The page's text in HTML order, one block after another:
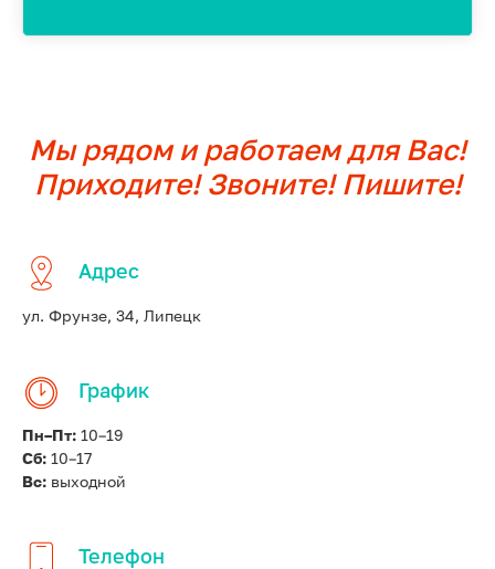
Мы рядом и работаем для Вас!
Приходите! Звоните! Пишите!
Адрес
ул. Фрунзе, 34, Липецк
График
Пн–Пт: 10–19
Сб: 10–17
Вс: выходной
Телефон